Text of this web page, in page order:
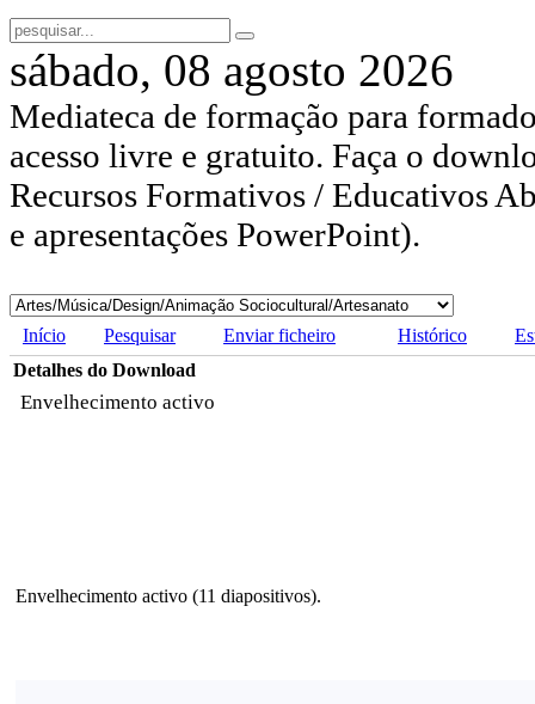
sábado, 08 agosto 2026
Mediateca de formação para
acesso livre e gratuito. Faça o
Recursos Formativos / Educativos
e apresentações PowerPoint).
Início Pesquisar Enviar ficheiro Histórico
Detalhes do Download
Envelhecimento activo
Envelhecimento activo (11 diapositivos).